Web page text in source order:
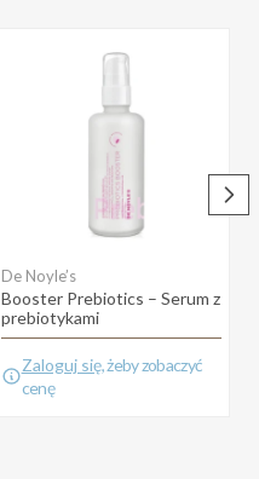
De Noyle’s
Booster Prebiotics – Serum z
prebiotykami
Zaloguj się, żeby zobaczyć
cenę